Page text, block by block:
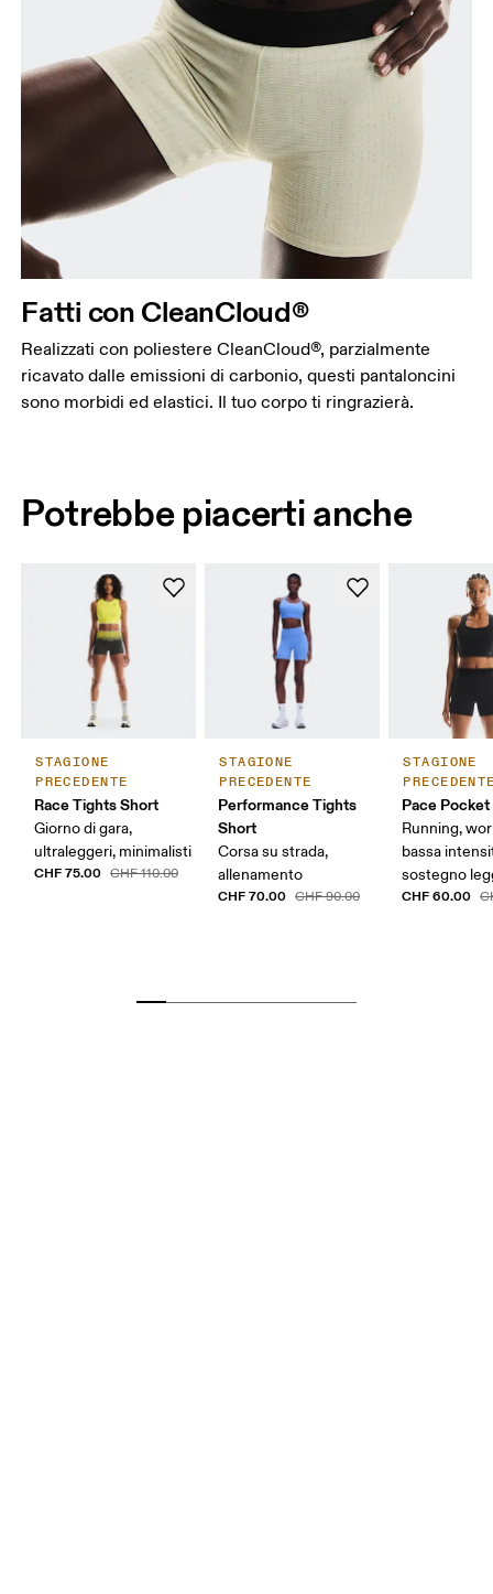
Fatti con CleanCloud®
Realizzati con poliestere CleanCloud®, parzialmente
ricavato dalle emissioni di carbonio, questi pantaloncini
sono morbidi ed elastici. Il tuo corpo ti ringrazierà.
Potrebbe piacerti anche
STAGIONE
PRECEDENTE
Race Tights Short
Giorno di gara,
ultraleggeri, minimalisti
CHF 75.00 CHF 110.00
STAGIONE
PRECEDENTE
Performance Tights
Short
Corsa su strada,
allenamento
CHF 70.00 CHF 90.00
STAGIONE
Pace Pocket
Running,
bassa
sostegno
CHF 60.00